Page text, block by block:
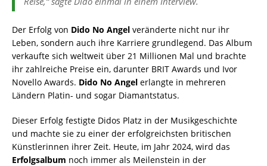
Der Erfolg von Dido No Angel veränderte nicht nur ihr
Leben, sondern auch ihre Karriere grundlegend. Das Album
verkaufte sich weltweit über 21 Millionen Mal und brachte
ihr zahlreiche Preise ein, darunter BRIT Awards und Ivor
Novello Awards. Dido No Angel erlangte in mehreren
Ländern Platin- und sogar Diamantstatus.
Dieser Erfolg festigte Didos Platz in der Musikgeschichte
und machte sie zu einer der erfolgreichsten britischen
Künstlerinnen ihrer Zeit. Heute, im Jahr 2024, wird das
Erfolgsalbum noch immer als Meilenstein in der